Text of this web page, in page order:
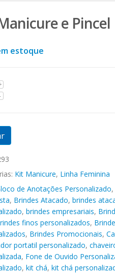
e Pincel
estoque
Kit Manicure, Linha Feminina
de Anotações Personalizado,
, Brindes Atacado, brindes
, brindes empresariais,
finos personalizados,
, Brindes Promocionais,
portatil personalizado,
, Fone de Ouvido
, kit chá, kit chá